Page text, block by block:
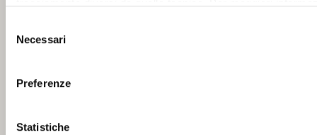
delNecessari
Preferenze
Statistiche